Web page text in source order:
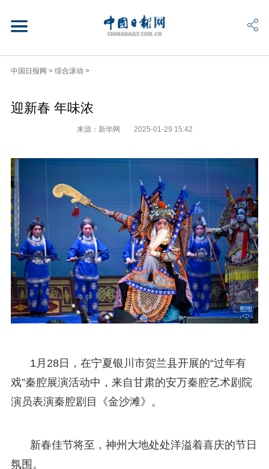
中国日报网 > 综合滚动 >
迎新春 年味浓
来源：新华网 2025-01-29 15:42
1月28日，在宁夏银川市贺兰县开展的“过年有
戏”秦腔展演活动中，来自甘肃的安万秦腔艺术剧院
演员表演秦腔剧目《金沙滩》。
新春佳节将至，神州大地处处洋溢着喜庆的节日
氛围。